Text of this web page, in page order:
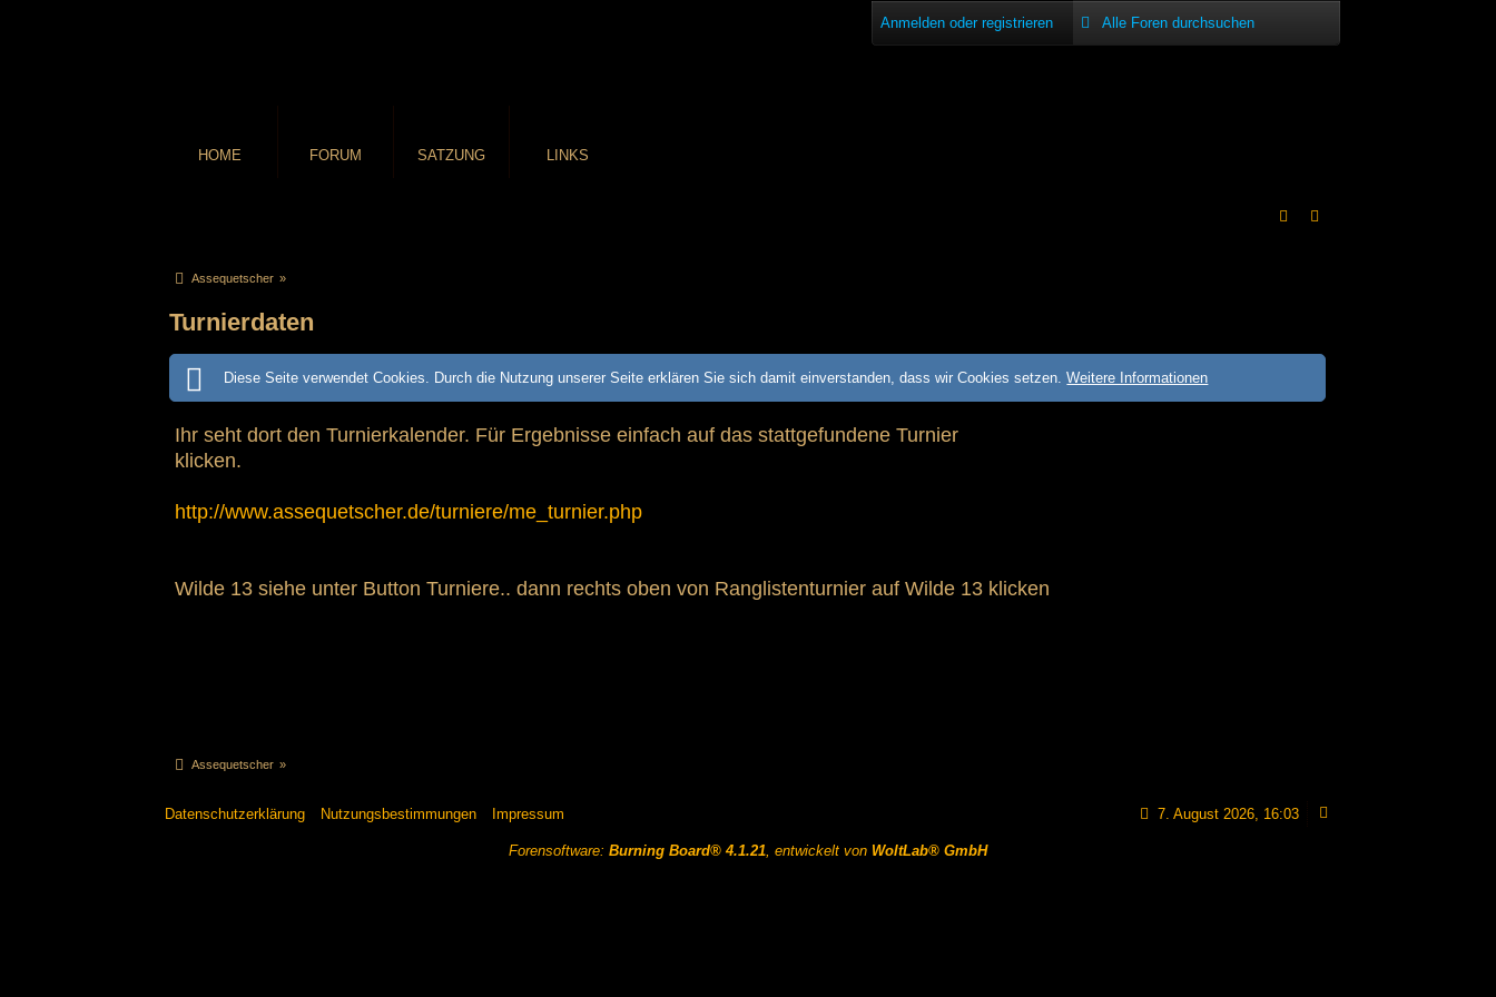
Anmelden oder registrieren
HOME FORUM SATZUNG LINKS
Assequetscher »
Turnierdaten
Diese Seite verwendet Cookies. Durch die Nutzung unserer Seite erklären Sie sich damit einverstanden, dass wir Cookies setzen.Weitere Informationen
Ihr seht dort den Turnierkalender. Für Ergebnisse einfach auf das stattgefundene Turnier
klicken.
http://www.assequetscher.de/turniere/me_turnier.php
Wilde 13 siehe unter Button Turniere.. dann rechts oben von Ranglistenturnier auf Wilde 13 klicken
Assequetscher »
Datenschutzerklärung Nutzungsbestimmungen Impressum 7. August 2026, 16:03
Forensoftware: Burning Board® 4.1.21, entwickelt von WoltLab® GmbH